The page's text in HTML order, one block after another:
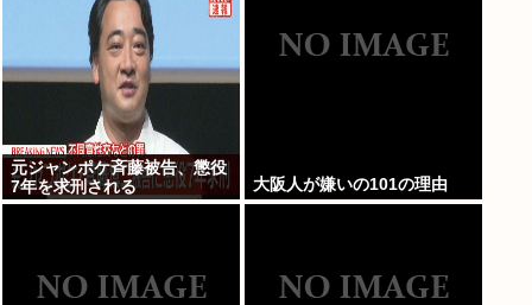
元ジャンポケ斉藤被告、懲役
7年を求刑される
大阪人が嫌いの101の理由